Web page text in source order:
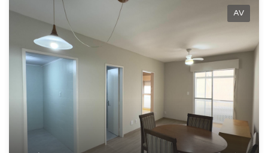
AV